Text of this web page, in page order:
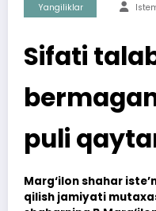
Yangiliklar
Sifati
puli
Marg‘ilon shahar
qilish jamiyati